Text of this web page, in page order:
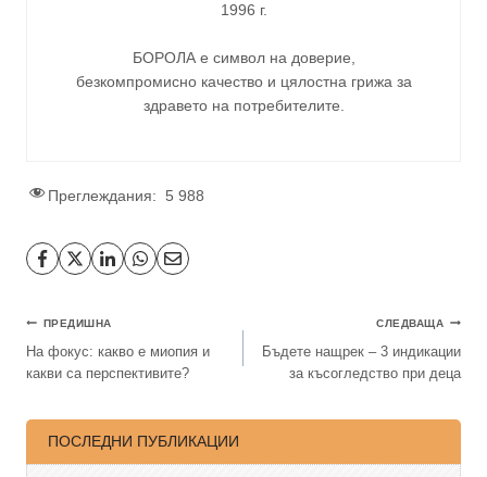
1996 г.
БОРОЛА е символ на доверие,
безкомпромисно качество и цялостна грижа за
здравето на потребителите
Преглеждания: 5 988
ПРЕДИШНА
На фокус: какво е миопия и
какви са перспективите?
СЛЕДВАЩА
Бъдете нащрек – 3 индикации
за късогледство при деца
ПОСЛЕДНИ ПУБЛИКАЦИИ